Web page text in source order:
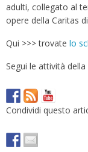
adulti, collegato al
opere della Caritas
Qui >>> trovate lo
Segui le attività
Condividi questo